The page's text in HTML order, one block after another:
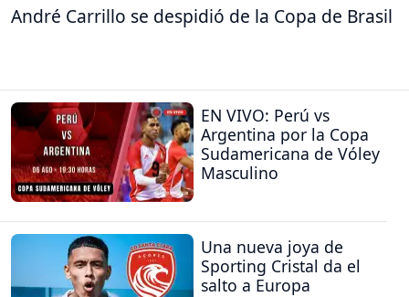
André Carrillo se despidió de la Copa de Brasil
EN VIVO: Perú vs
Argentina por la Copa
Sudamericana de Vóley
Masculino
Una nueva joya de
Sporting Cristal da el
salto a Europa